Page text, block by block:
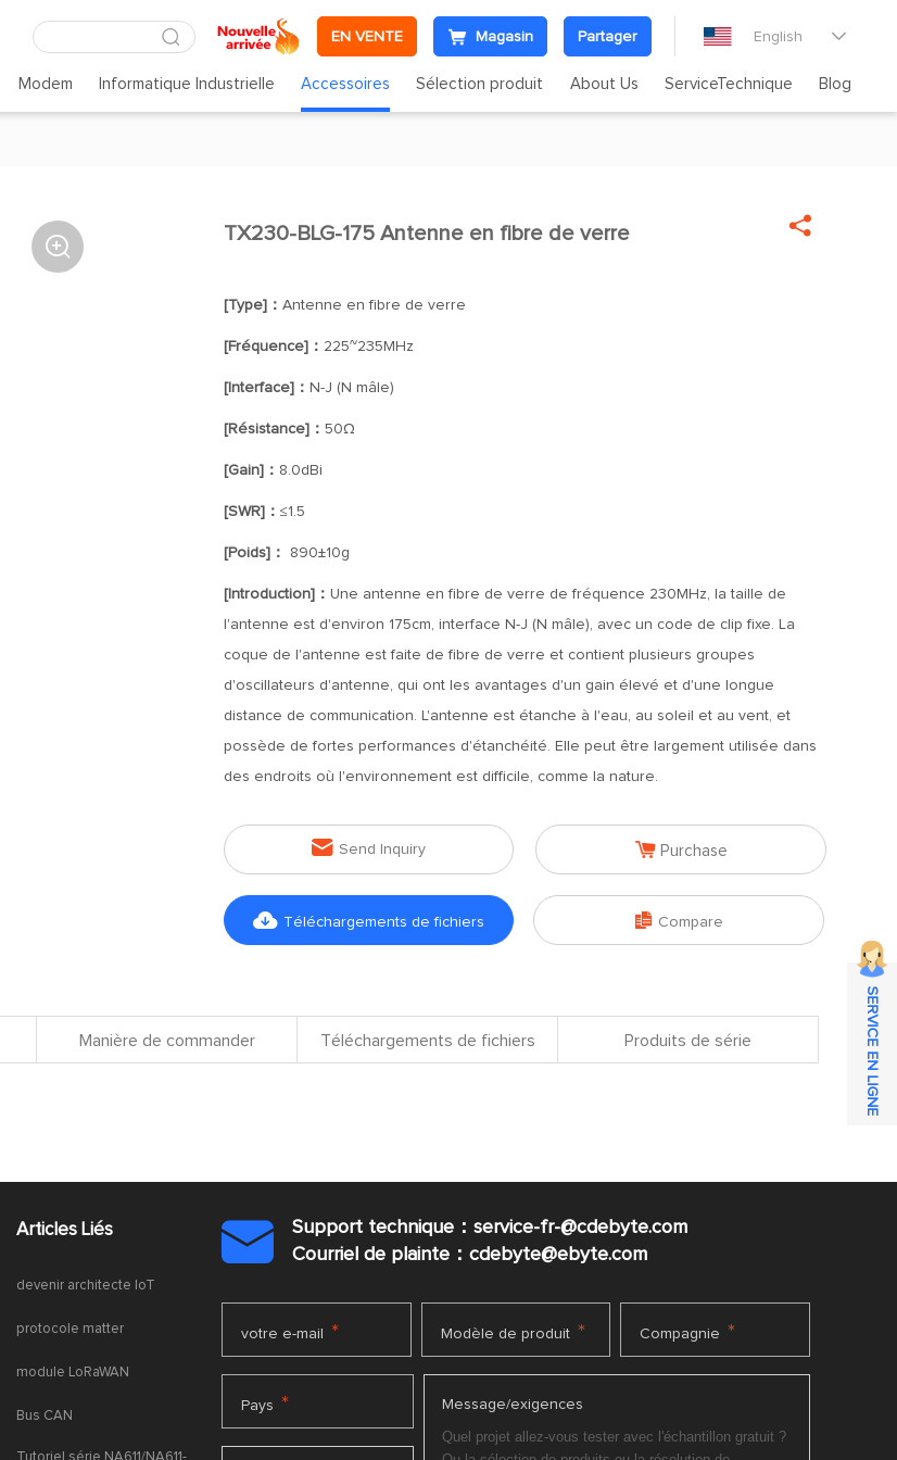
EN VENTE Magasin Partager English 
Modem Informatique Industrielle Accessoires Sélection produit About Us ServiceTechnique Blog

TX230-BLG-175 Antenne en fibre de verre 
[Type]： Antenne en fibre de verre
[Fréquence]： 225~235MHz
[Interface]： N-J (N mâle)
[Résistance]： 50Ω
[Gain]： 8.0dBi
[SWR]： ≤1.5
[Poids]： 890±10g
[Introduction]： Une antenne en fibre de verre de fréquence 230MHz, la taille de
l'antenne est d'environ 175cm, interface N-J (N mâle), avec un code de clip fixe. La
coque de l'antenne est faite de fibre de verre et contient plusieurs groupes
d'oscillateurs d'antenne, qui ont les avantages d'un gain élevé et d'une longue
distance de communication. L'antenne est étanche à l'eau, au soleil et au vent, et
possède de fortes performances d'étanchéité. Elle peut être largement utilisée dans
des endroits où l'environnement est difficile, comme la nature.
 Send Inquiry  Purchase
 Téléchargements de fichiers  Compare
Manière de commander Téléchargements de fichiers Produits de série
Articles Liés
devenir architecte IoT
protocole matter
module LoRaWAN
Bus CAN

Support technique：service-fr-@cdebyte.com
Courriel de plainte：cdebyte@ebyte.com
votre e-mail * Modèle de produit * Compagnie *
Pays * Message/exigences
SERVICE EN LIGNE